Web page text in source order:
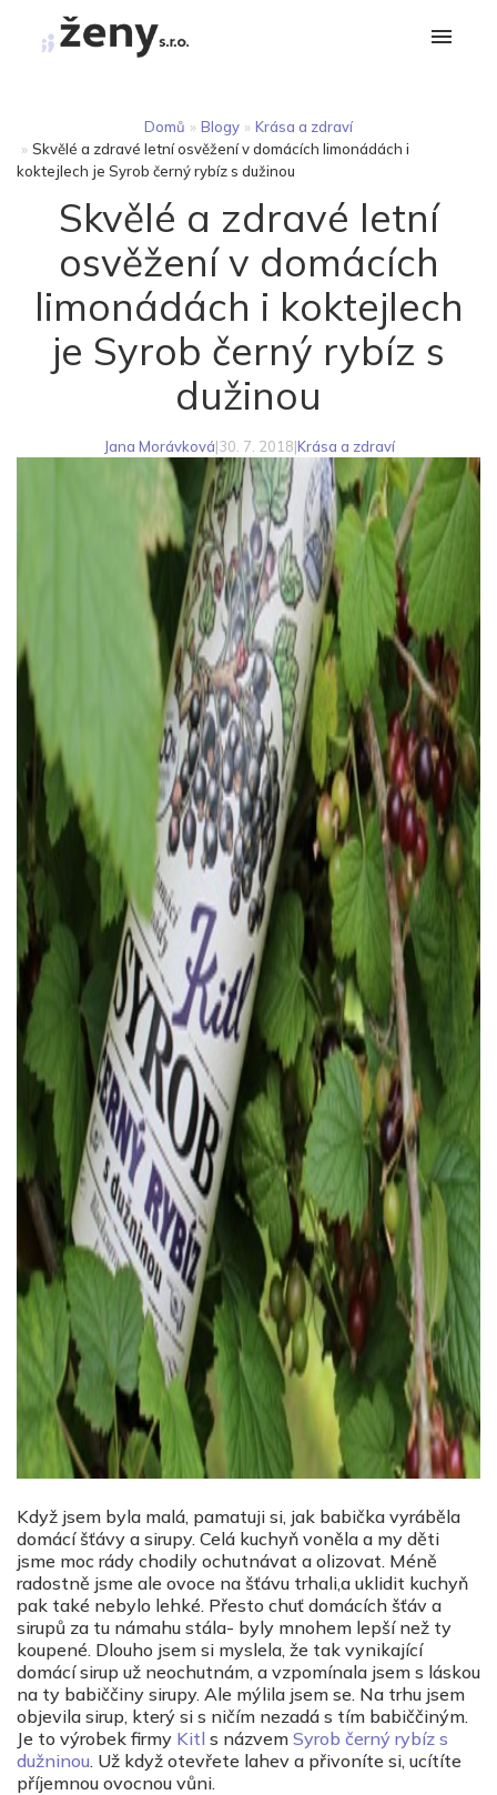
Domů » Blogy » Krása a zdraví
» Skvělé a zdravé letní osvěžení v domácích limonádách i
koktejlech je Syrob černý rybíz s dužinou
Skvělé a zdravé letní
osvěžení v domácích
limonádách i koktejlech
je Syrob černý rybíz s
dužinou
Jana Morávková|30. 7. 2018|Krása a zdraví
Když jsem byla malá, pamatuji si, jak babička vyráběla
domácí šťávy a sirupy. Celá kuchyň voněla a my děti
jsme moc rády chodily ochutnávat a olizovat. Méně
radostně jsme ale ovoce na šťávu trhali,a uklidit kuchyň
pak také nebylo lehké. Přesto chuť domácích šťáv a
sirupů za tu námahu stála- byly mnohem lepší než ty
koupené. Dlouho jsem si myslela, že tak vynikající
domácí sirup už neochutnám, a vzpomínala jsem s láskou
na ty babiččiny sirupy. Ale mýlila jsem se. Na trhu jsem
objevila sirup, který si s ničím nezadá s tím babiččiným.
Je to výrobek firmy Kitl s názvem Syrob černý rybíz s
dužninou. Už když otevřete lahev a přivoníte si, ucítíte
příjemnou ovocnou vůni.